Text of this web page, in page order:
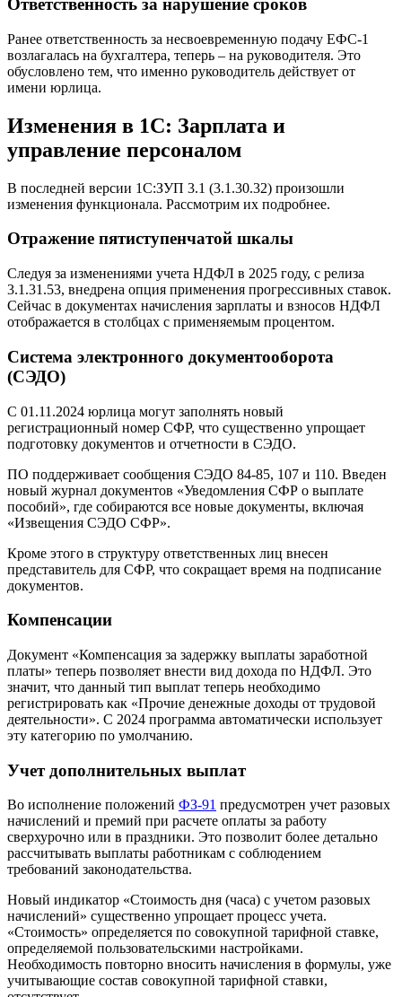
Ответственность за нарушение сроков
Ранее ответственность за несвоевременную подачу ЕФС-1
возлагалась на бухгалтера, теперь – на руководителя. Это
обусловлено тем, что именно руководитель действует от
имени юрлица.
Изменения в 1С: Зарплата и
управление персоналом
В последней версии 1С:ЗУП 3.1 (3.1.30.32) произошли
изменения функционала. Рассмотрим их подробнее.
Отражение пятиступенчатой шкалы
Следуя за изменениями учета НДФЛ в 2025 году, с релиза
3.1.31.53, внедрена опция применения прогрессивных ставок.
Сейчас в документах начисления зарплаты и взносов НДФЛ
отображается в столбцах с применяемым процентом.
Система электронного документооборота
(СЭДО)
С 01.11.2024 юрлица могут заполнять новый
регистрационный номер СФР, что существенно упрощает
подготовку документов и отчетности в СЭДО.
ПО поддерживает сообщения СЭДО 84-85, 107 и 110. Введен
новый журнал документов «Уведомления СФР о выплате
пособий», где собираются все новые документы, включая
«Извещения СЭДО СФР».
Кроме этого в структуру ответственных лиц внесен
представитель для СФР, что сокращает время на подписание
документов.
Компенсации
Документ «Компенсация за задержку выплаты заработной
платы» теперь позволяет внести вид дохода по НДФЛ. Это
значит, что данный тип выплат теперь необходимо
регистрировать как «Прочие денежные доходы от трудовой
деятельности». С 2024 программа автоматически использует
эту категорию по умолчанию.
Учет дополнительных выплат
Во исполнение положений ФЗ-91 предусмотрен учет разовых
начислений и премий при расчете оплаты за работу
сверхурочно или в праздники. Это позволит более детально
рассчитывать выплаты работникам с соблюдением
требований законодательства.
Новый индикатор «Стоимость дня (часа) с учетом разовых
начислений» существенно упрощает процесс учета.
«Стоимость» определяется по совокупной тарифной ставке,
определяемой пользовательскими настройками.
Необходимость повторно вносить начисления в формулы, уже
учитывающие состав совокупной тарифной ставки,